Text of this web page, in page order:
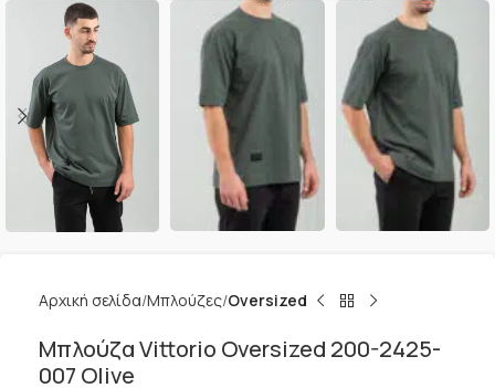
Αρχική σελίδα Μπλούζες Oversized
Μπλούζα Vittorio Oversized 200-2425-
007 Olive